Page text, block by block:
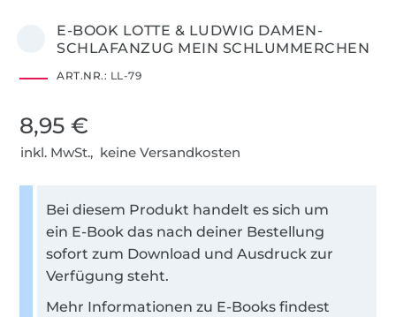
E-BOOK LOTTE & LUDWIG DAMEN-
SCHLAFANZUG MEIN SCHLUMMERCHEN
ART.NR.: LL-79
8,95 €
inkl. MwSt., keine Versandkosten
Bei diesem Produkt handelt es sich um
ein E-Book das nach deiner Bestellung
sofort zum Download und Ausdruck zur
Verfügung steht.
Mehr Informationen zu E-Books findest